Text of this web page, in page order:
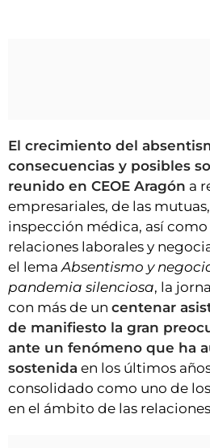
CLUB DEL AMIGO
INICIAR
El crecimiento del
consecuencias y posibles
reunido en CEOE Aragón a
empresariales, de las
inspección médica, así como
relaciones laborales y
el lemaAbsentismo y
pandemia silenciosa, la
con más de un centenar
de manifiesto la gran
ante un fenómeno que ha
sostenida en los últimos
consolidado como uno de
en el ámbito de las